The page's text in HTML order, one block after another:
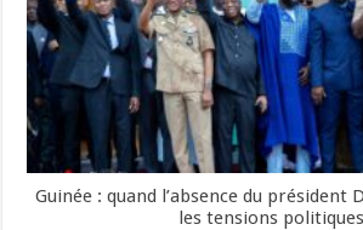
Guinée : quand l’absence du président
les tensions politiques